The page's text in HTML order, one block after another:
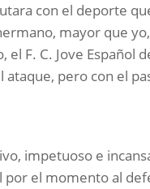
con el deporte
mayor que
F. C. Jove Español
pero con el
impetuoso e
el momento al